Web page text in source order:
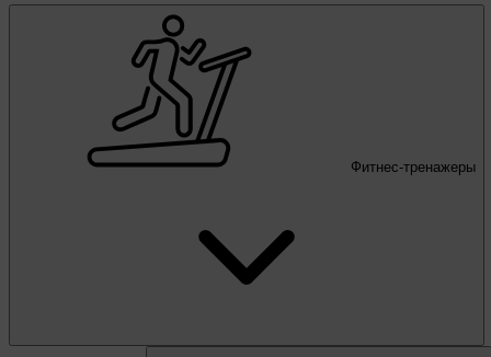
Фитнес-тренажеры